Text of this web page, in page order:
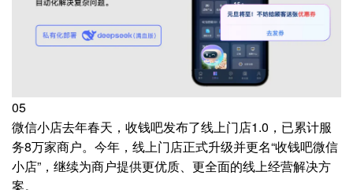
05
微信小店去年春天，收钱吧发布了线上门店1.0，已累计服
务8万家商户。今年，线上门店正式升级并更名“收钱吧微信
小店”，继续为商户提供更优质、更全面的线上经营解决方
案。